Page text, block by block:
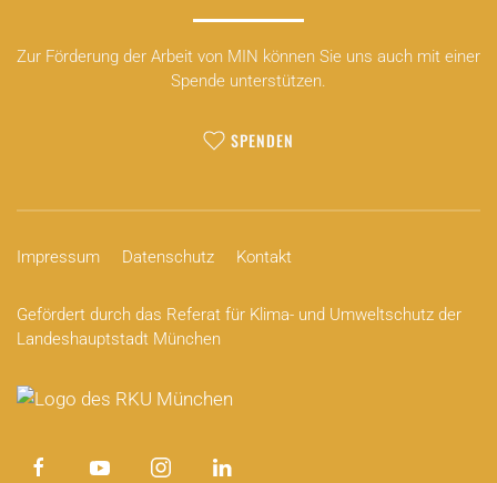
Zur Förderung der Arbeit von MIN können Sie uns auch mit einer
Spende unterstützen.
SPENDEN
Impressum Datenschutz Kontakt
Gefördert durch das Referat für Klima- und Umweltschutz der
Landeshauptstadt München